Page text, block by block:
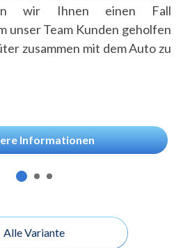
wir Ihnen einen Fall
unser Team Kunden geholfen
zusammen mit dem Auto zu
Informationen
Alle Variante